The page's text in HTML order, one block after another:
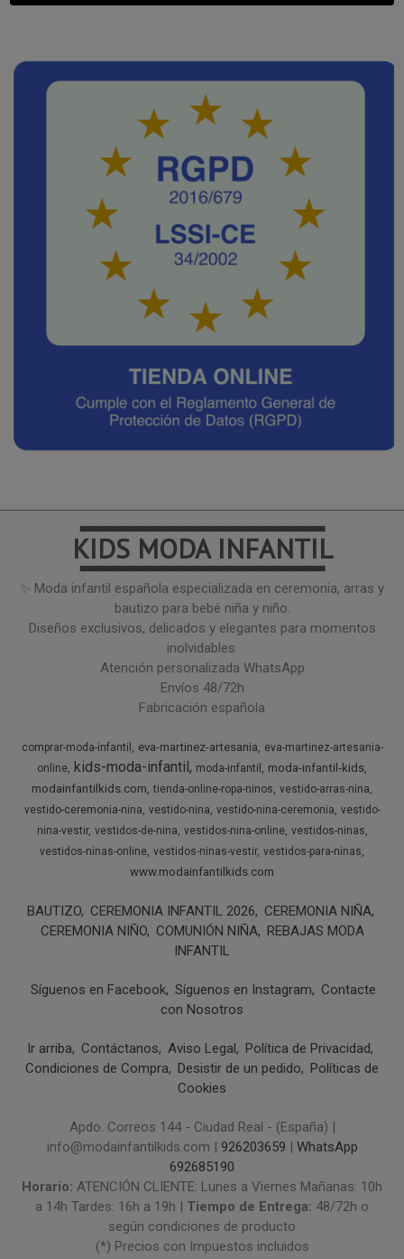
━━━━━━━━━━━━━━━
KIDS MODA INFANTIL
━━━━━━━━━━━━━━━
✨ Moda infantil española especializada en ceremonia, arras y
bautizo para bebé niña y niño.
Diseños exclusivos, delicados y elegantes para momentos
inolvidables.
Atención personalizada WhatsApp
Envíos 48/72h
Fabricación española
comprar-moda-infantil eva-martinez-artesania
eva-martinez-artesania-
online
kids-moda-infantil moda-infantil
moda-infantil-kids
modainfantilkids.com tienda-online-ropa-ninos vestido-arras-nina
vestido-ceremonia-nina vestido-nina vestido-nina-ceremonia vestido-
nina-vestir vestidos-de-nina vestidos-nina-online vestidos-ninas
vestidos-ninas-online vestidos-ninas-vestir vestidos-para-ninas
www.modainfantilkids.com
BAUTIZO CEREMONIA INFANTIL 2026
CEREMONIA NIÑA
CEREMONIA NIÑO COMUNIÓN NIÑA REBAJAS MODA
INFANTIL
Síguenos en Facebook Síguenos en Instagram
Contacte
con Nosotros
Ir arriba Contáctanos Aviso Legal
Política de Privacidad
Condiciones de Compra
Desistir de un pedido
Políticas de
Cookies
Apdo. Correos 144 - Ciudad Real - (España) |
info@modainfantilkids.com | 926203659 | WhatsApp
692685190
Horario: ATENCIÓN CLIENTE: Lunes a Viernes Mañanas: 10h
a 14h Tardes: 16h a 19h | Tiempo de Entrega: 48/72h o
según condiciones de producto
(*) Precios con Impuestos incluidos